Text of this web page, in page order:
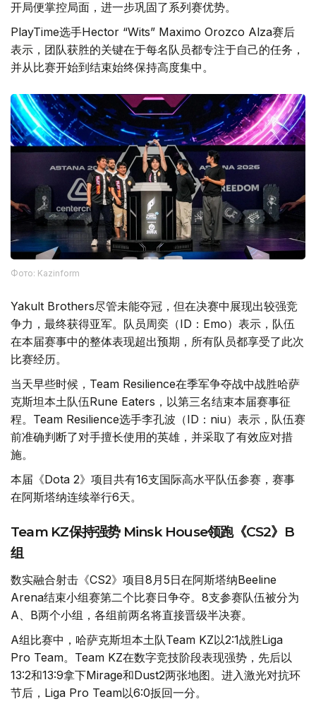
开局便掌控局面，进一步巩固了系列赛优势。
PlayTime选手Hector “Wits” Maximo Orozco Alza赛后
表示，团队获胜的关键在于每名队员都专注于自己的任务，
并从比赛开始到结束始终保持高度集中。
Фото: Kazinform
Yakult Brothers尽管未能夺冠，但在决赛中展现出较强竞
争力，最终获得亚军。队员周奕（ID：Emo）表示，队伍
在本届赛事中的整体表现超出预期，所有队员都享受了此次
比赛经历。
当天早些时候，Team Resilience在季军争夺战中战胜哈萨
克斯坦本土队伍Rune Eaters，以第三名结束本届赛事征
程。Team Resilience选手李孔波（ID：niu）表示，队伍赛
前准确判断了对手擅长使用的英雄，并采取了有效应对措
施。
本届《Dota 2》项目共有16支国际高水平队伍参赛，赛事
在阿斯塔纳连续举行6天。
Team KZ保持强势 Minsk House领跑《CS2》B
组
数实融合射击《CS2》项目8月5日在阿斯塔纳Beeline
Arena结束小组赛第二个比赛日争夺。8支参赛队伍被分为
A、B两个小组，各组前两名将直接晋级半决赛。
A组比赛中，哈萨克斯坦本土队Team KZ以2:1战胜Liga
Pro Team。Team KZ在数字竞技阶段表现强势，先后以
13:2和13:9拿下Mirage和Dust2两张地图。进入激光对抗环
节后，Liga Pro Team以6:0扳回一分。